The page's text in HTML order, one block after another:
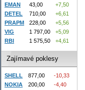
EMAN 43,00
+7,50
DETEL
710,00
+6,61
PRAPM
228,00
+5,56
VIG
1 797,00
+5,09
RBI
1 575,50 +4,61
Zajímavé poklesy
SHELL 877,00
-10,33
NOKIA
200,00
-4,40